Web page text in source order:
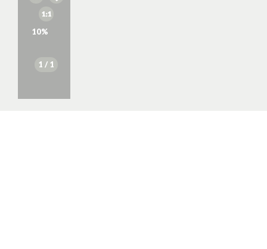
10%
1 / 1